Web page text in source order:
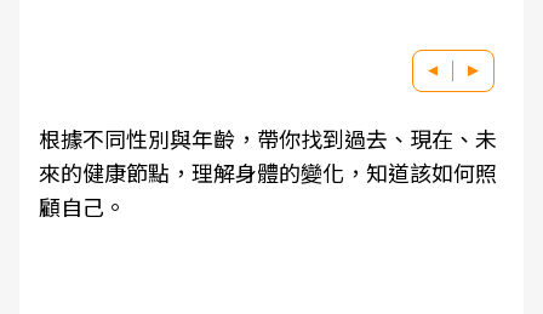
根據不同性別與年齡，帶你找到過去、現在、未
來的健康節點，理解身體的變化，知道該如何照
顧自己。